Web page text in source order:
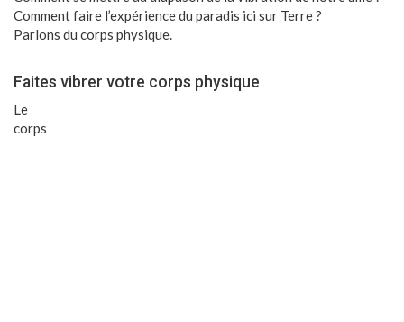
Comment faire l’expérience du paradis ici sur Terre ?
Parlons du corps physique.
Faites vibrer votre corps physique
Le
corps